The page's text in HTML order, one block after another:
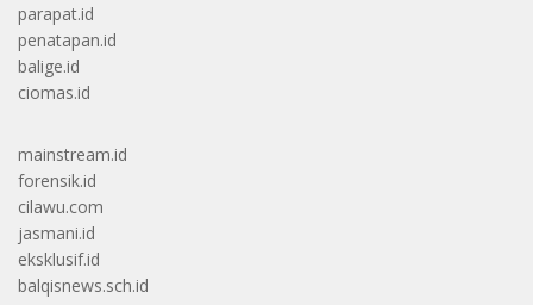
parapat.id
penatapan.id
balige.id
ciomas.id
mainstream.id
forensik.id
cilawu.com
jasmani.id
eksklusif.id
balqisnews.sch.id